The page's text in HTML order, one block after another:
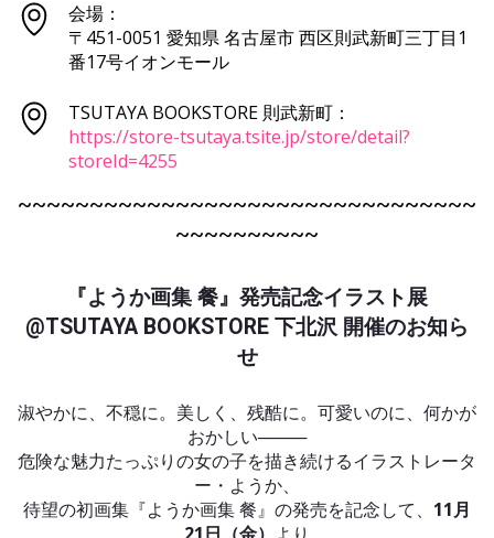
会場：
〒451-0051 愛知県 名古屋市 西区則武新町三丁目1
番17号イオンモール
TSUTAYA BOOKSTORE 則武新町：
https://store-tsutaya.tsite.jp/store/detail?
storeId=4255
~~~~~~~~~~~~~~~~~~~~~~~~~~~~~~~~
~~~~~~~~~~
『ようか画集 餐』発売記念イラスト展
@TSUTAYA BOOKSTORE 下北沢 開催のお知ら
せ
淑やかに、不穏に。美しく、残酷に。可愛いのに、何かが
おかしい────
危険な魅力たっぷりの女の子を描き続けるイラストレータ
ー・ようか、
待望の初画集『ようか画集 餐』の発売を記念して、 11月